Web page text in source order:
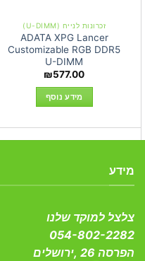
זכרונות לנייח (U-DIMM)
ADATA XPG Lancer
Customizable RGB DDR5
U-DIMM
₪577.00
מידע נוסף
מידע
צלצל למוקד שלנו
054-802-2282
הפרסה 26 ,ירושלים